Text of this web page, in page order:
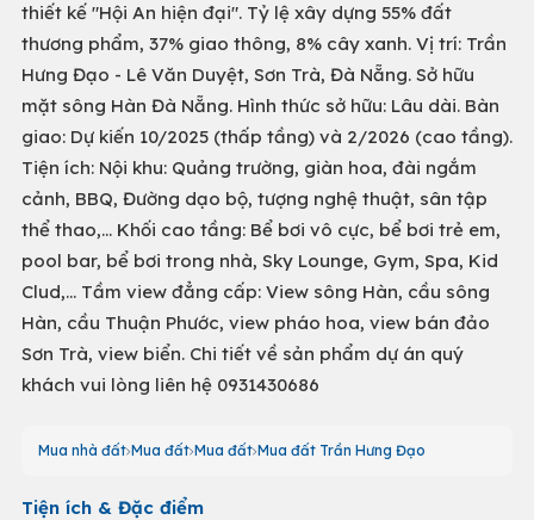
thiết kế "Hội An hiện đại". Tỷ lệ xây dựng 55% đất
thương phẩm, 37% giao thông, 8% cây xanh. Vị trí: Trần
Hưng Đạo - Lê Văn Duyệt, Sơn Trà, Đà Nẵng. Sở hữu
mặt sông Hàn Đà Nẵng. Hình thức sở hữu: Lâu dài. Bàn
giao: Dự kiến 10/2025 (thấp tầng) và 2/2026 (cao tầng).
Tiện ích: Nội khu: Quảng trường, giàn hoa, đài ngắm
cảnh, BBQ, Đường dạo bộ, tượng nghệ thuật, sân tập
thể thao,... Khối cao tầng: Bể bơi vô cực, bể bơi trẻ em,
pool bar, bể bơi trong nhà, Sky Lounge, Gym, Spa, Kid
Clud,... Tầm view đẳng cấp: View sông Hàn, cầu sông
Hàn, cầu Thuận Phước, view pháo hoa, view bán đảo
Sơn Trà, view biển. Chi tiết về sản phẩm dự án quý
khách vui lòng liên hệ 0931430686
Mua nhà đất Mua đất Mua đất Mua đất Trần Hưng Đạo
Tiện ích & Đặc điểm